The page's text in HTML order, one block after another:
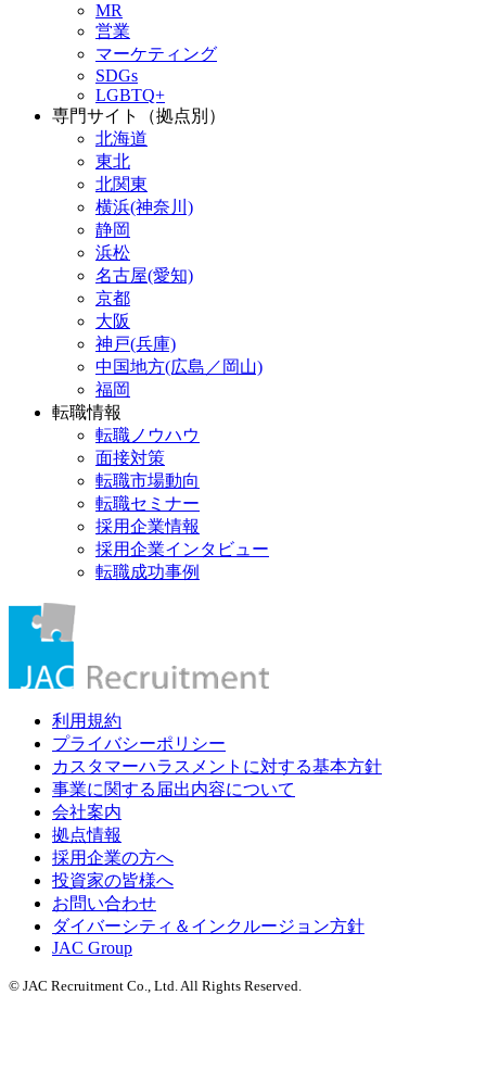
MR
営業
マーケティング
SDGs
LGBTQ+
専門サイト（拠点別）
北海道
東北
北関東
横浜(神奈川)
静岡
浜松
名古屋(愛知)
京都
大阪
神戸(兵庫)
中国地方(広島／岡山)
福岡
転職情報
転職ノウハウ
面接対策
転職市場動向
転職セミナー
採用企業情報
採用企業インタビュー
転職成功事例
利用規約
プライバシーポリシー
カスタマーハラスメントに対する基本方針
事業に関する届出内容について
会社案内
拠点情報
採用企業の方へ
投資家の皆様へ
お問い合わせ
ダイバーシティ＆インクルージョン方針
JAC Group
© JAC Recruitment Co., Ltd. All Rights Reserved.